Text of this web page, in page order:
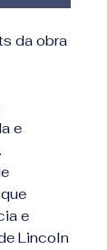
da obra
e
e
Lincoln